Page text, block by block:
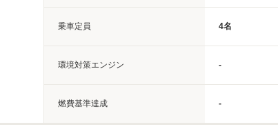
乗車定員 4名
環境対策エンジン -
燃費基準達成 -